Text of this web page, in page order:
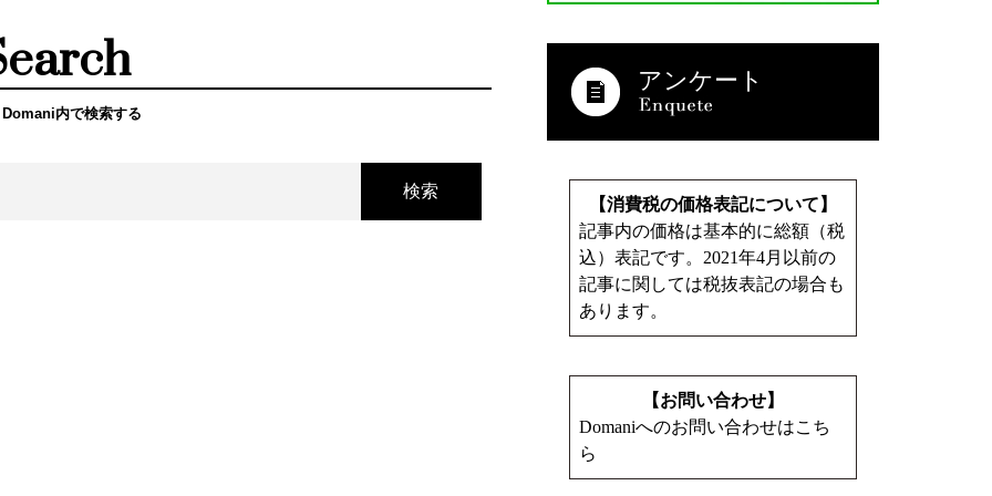
内で検索する
検索
アンケート
【消費税の価格表記について】
記事内の価格は基本的に総額（税
込）表記です。2021年4月以前の
記事に関しては税抜表記の場合も
あります。
【お問い合わせ】
Domaniへのお問い合わせはこち
ら